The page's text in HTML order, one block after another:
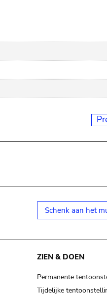
Schenk aan het
ZIEN & DOEN
Permanente
Tijdelijke